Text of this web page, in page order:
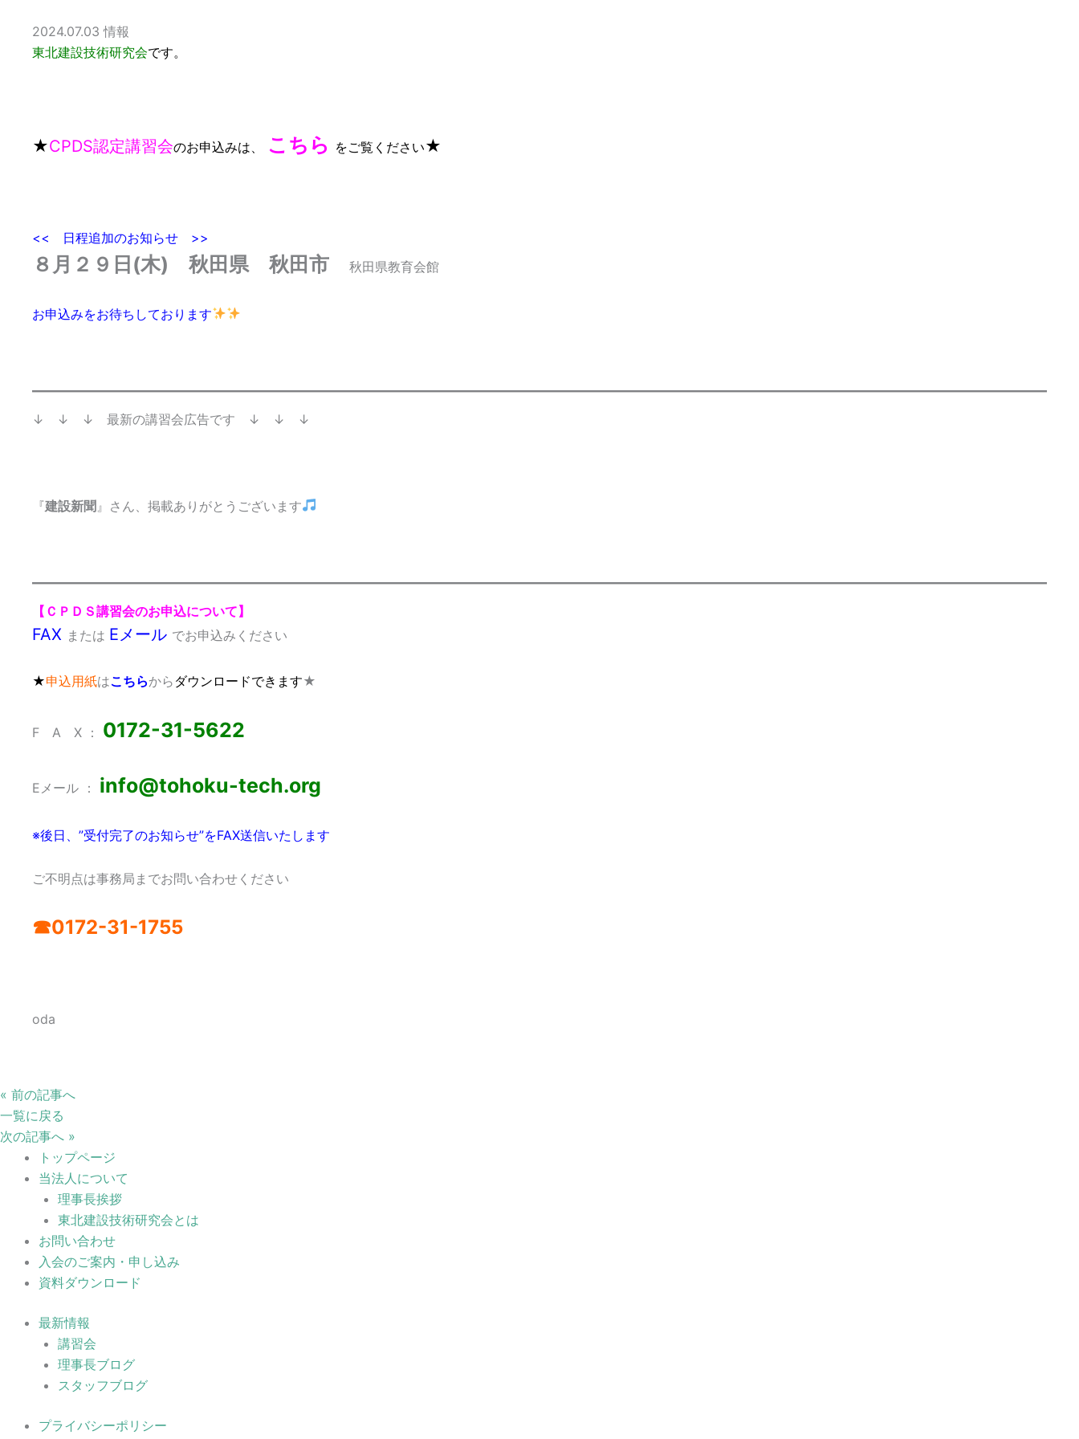
2024.07.03 情報
東北建設技術研究会です。
★CPDS認定講習会のお申込みは、 こちら をご覧ください★
<< 日程追加のお知らせ >>
８月２９日(木) 秋田県 秋田市 秋田県教育会館
お申込みをお待ちしております
↓ ↓ ↓ 最新の講習会広告です ↓ ↓ ↓
『建設新聞 』さん、掲載ありがとうございます
【ＣＰＤＳ講習会のお申込について】
FAX または Eメール でお申込みください
★申込用紙はこちらから ダウンロードできます★
F A X ： 0172-31-5622
Eメール ： info@tohoku-tech.org
※後日、”受付完了のお知らせ”をFAX送信いたします
ご不明点は事務局までお問い合わせください
☎0172-31-1755
oda
« 前の記事へ
一覧に戻る
次の記事へ »
トップページ
当法人について
理事長挨拶
東北建設技術研究会とは
お問い合わせ
入会のご案内・申し込み
資料ダウンロード
最新情報
講習会
理事長ブログ
スタッフブログ
プライバシーポリシー